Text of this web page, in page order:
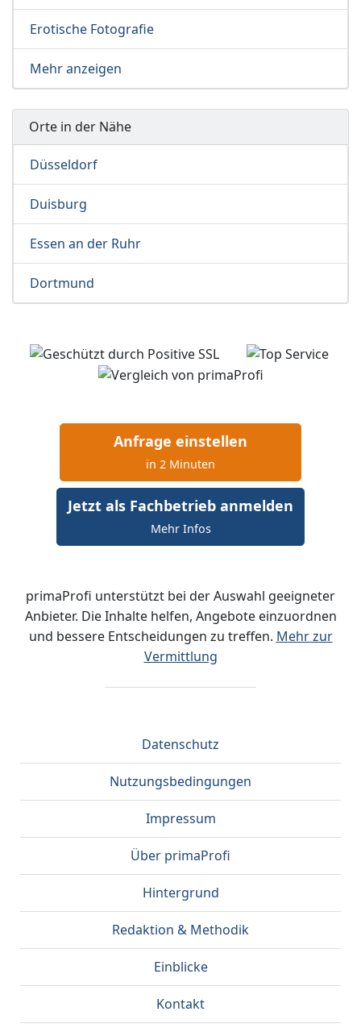
Erotische Fotografie
Mehr anzeigen
Orte in der Nähe
Düsseldorf
Duisburg
Essen an der Ruhr
Dortmund
Anfrage einstellen
in 2 Minuten
Jetzt als Fachbetrieb anmelden
Mehr Infos
primaProfi unterstützt bei der Auswahl geeigneter
Anbieter. Die Inhalte helfen, Angebote einzuordnen
und bessere Entscheidungen zu treffen. Mehr zur
Vermittlung
Datenschutz
Nutzungsbedingungen
Impressum
Über primaProfi
Hintergrund
Redaktion & Methodik
Einblicke
Kontakt